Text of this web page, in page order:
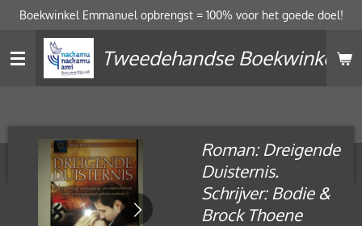
Ga
naar
hoofdinhoud
Tweedehandse Boekwinkel
Boekwinkel Emmanuel opbrengst = 100% voor het goede doel!
Roman: Dreigende
Duisternis.
Schrijver: Bodie &
Brock Thoene